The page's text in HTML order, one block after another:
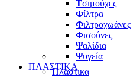
Τσιμούχες
Φίλτρα
Φιλτροχωάνες
Φισούνες
Ψαλίδια
Ψυγεία
ΠΛΑΣΤΙΚΑ
Πλαστικα